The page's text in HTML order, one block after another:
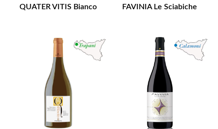
QUATER VITIS Bianco FAVINIA Le Sciabiche